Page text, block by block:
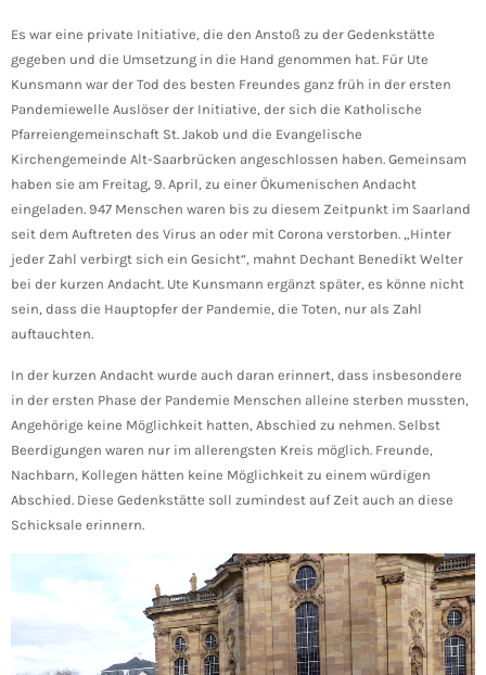
Es war eine private Initiative, die den Anstoß zu der Gedenkstätte
gegeben und die Umsetzung in die Hand genommen hat. Für Ute
Kunsmann war der Tod des besten Freundes ganz früh in der ersten
Pandemiewelle Auslöser der Initiative, der sich die Katholische
Pfarreiengemeinschaft St. Jakob und die Evangelische
Kirchengemeinde Alt-Saarbrücken angeschlossen haben. Gemeinsam
haben sie am Freitag, 9. April, zu einer Ökumenischen Andacht
eingeladen. 947 Menschen waren bis zu diesem Zeitpunkt im Saarland
seit dem Auftreten des Virus an oder mit Corona verstorben. „Hinter
jeder Zahl verbirgt sich ein Gesicht“, mahnt Dechant Benedikt Welter
bei der kurzen Andacht. Ute Kunsmann ergänzt später, es könne nicht
sein, dass die Hauptopfer der Pandemie, die Toten, nur als Zahl
auftauchten.
In der kurzen Andacht wurde auch daran erinnert, dass insbesondere
in der ersten Phase der Pandemie Menschen alleine sterben mussten,
Angehörige keine Möglichkeit hatten, Abschied zu nehmen. Selbst
Beerdigungen waren nur im allerengsten Kreis möglich. Freunde,
Nachbarn, Kollegen hätten keine Möglichkeit zu einem würdigen
Abschied. Diese Gedenkstätte soll zumindest auf Zeit auch an diese
Schicksale erinnern.